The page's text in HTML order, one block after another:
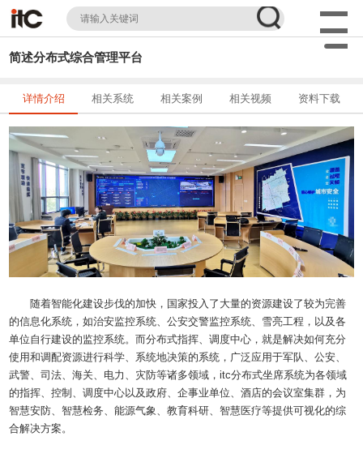
简述分布式综合管理平台
详情介绍 相关系统 相关案例 相关视频 资料下载
随着智能化建设步伐的加快，国家投入了大量的资源建设了较为完善
的信息化系统，如治安监控系统、公安交警监控系统、雪亮工程，以及各
单位自行建设的监控系统。而分布式指挥、调度中心，就是解决如何充分
使用和调配资源进行科学、系统地决策的系统，广泛应用于军队、公安、
武警、司法、海关、电力、灾防等诸多领域，itc分布式坐席系统为各领域
的指挥、控制、调度中心以及政府、企事业单位、酒店的会议室集群，为
智慧安防、智慧检务、能源气象、教育科研、智慧医疗等提供可视化的综
合解决方案。